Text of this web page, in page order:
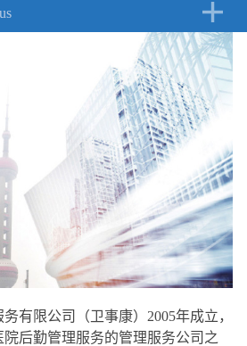
有限公司（卫事康）2005年成立，
后勤管理服务的管理服务公司之